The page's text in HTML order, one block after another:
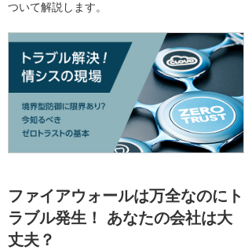
ついて解説します。
ファイアウォールは万全なのにト
ラブル発生！ あなたの会社は大
丈夫？